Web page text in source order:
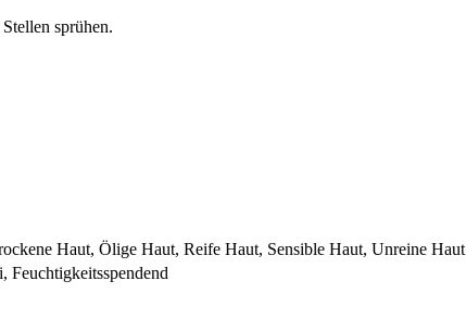
sprühen.
Haut, Ölige Haut, Reife Haut, Sensible Haut, Unreine Haut
Feuchtigkeitsspendend